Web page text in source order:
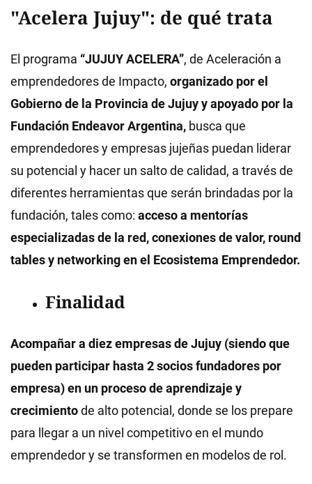
"Acelera Jujuy": de qué trata
El programa “JUJUY ACELERA”, de Aceleración a
emprendedores de Impacto, organizado por el
Gobierno de la Provincia de Jujuy y apoyado por la
Fundación Endeavor Argentina, busca que
emprendedores y empresas jujeñas puedan liderar
su potencial y hacer un salto de calidad, a través de
diferentes herramientas que serán brindadas por la
fundación, tales como: acceso a mentorías
especializadas de la red, conexiones de valor, round
tables y networking en el Ecosistema Emprendedor.
Finalidad
Acompañar a diez empresas de Jujuy (siendo que
pueden participar hasta 2 socios fundadores por
empresa) en un proceso de aprendizaje y
crecimientode alto potencial, donde se los prepare
para llegar a un nivel competitivo en el mundo
emprendedor y se transformen en modelos de rol.